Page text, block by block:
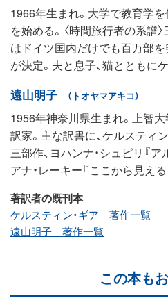
1966年生まれ。大学で教育学
を始める。〈時間旅行者の系譜
はドイツ国内だけでも百万部
が決定。夫と息子、猫とともに
遠山明子 （トオヤマアキコ）
1956年神奈川県生まれ。上智
訳家。主な訳書に、ケルスティ
三部作、ヨハンナ・シュピリ『
アナ・レーキー『ここから見え
著訳者の既刊本
ケルスティン・ギア 著作一覧
遠山明子 著作一覧
この本も